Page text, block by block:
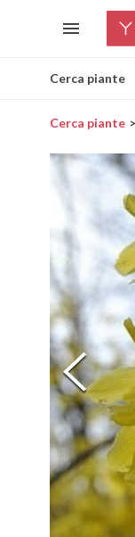
Cerca piante
Cerca piante